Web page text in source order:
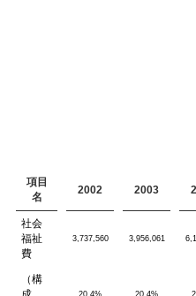
項目
名
2002 2003
社会
福祉
費
3,737,560 3,956,061
（構
20.4% 20.4%